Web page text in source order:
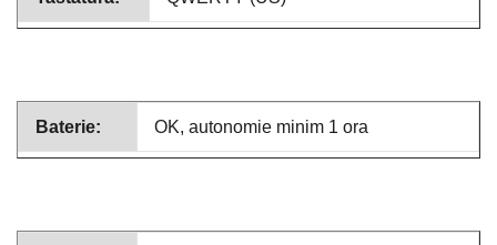
Baterie: OK, autonomie minim 1 ora